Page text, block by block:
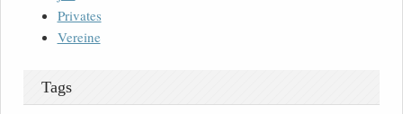
Privates
Vereine
Tags